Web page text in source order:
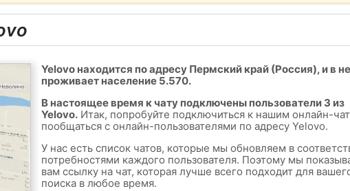
Yelovo находится по адресу Пермский край (Россия), и в
проживает население 5.570.
В настоящее время к чату подключены пользователи 3 из
Yelovo.Итак, попробуйте подключиться к нашим онлайн-
пообщаться с онлайн-пользователями по адресу Yelovo.
У нас есть список чатов, которые мы обновляем в
потребностями каждого пользователя. Поэтому мы
вам ссылку на чат, которая лучше всего подходит для
поиска в любое время.